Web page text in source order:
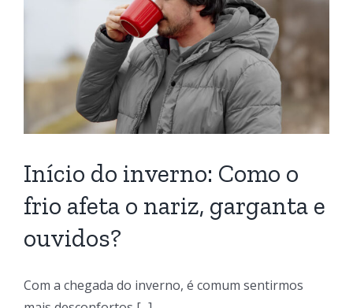
Início do inverno: Como o
frio afeta o nariz, garganta e
ouvidos?
Com a chegada do inverno, é comum sentirmos